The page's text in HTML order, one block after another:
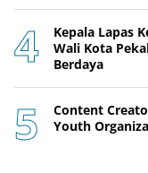
Kepala Lapas
Wali Kota
Berdaya
Content
Youth